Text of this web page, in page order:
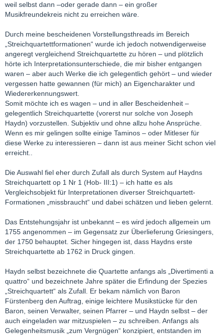
weil selbst dann –oder gerade dann – ein großer
Musikfreundekreis nicht zu erreichen wäre.
Durch meine bescheidenen Vorstellungsthreads im Bereich
„Streichquartettformationen“ wurde ich jedoch notwendigerweise
angeregt vergleichend Streichquartette zu hören – und plötzlich
hörte ich Interpretationsunterschiede, die mir bisher entgangen
waren – aber auch Werke die ich gelegentlich gehört – und wieder
vergessen hatte gewannen (für mich) an Eigencharakter und
Wiedererkennungswert.
Somit möchte ich es wagen – und in aller Bescheidenheit –
gelegentlich Streichquartette (vorerst nur solche von Joseph
Haydn) vorzustellen. Subjektiv und ohne allzu hohe Ansprüche.
Wenn es mir gelingen sollte einige Taminos – oder Mitleser für
diese Werke zu interessieren – dann ist aus meiner Sicht schon viel
erreicht..
Die Auswahl fiel eher durch Zufall als durch System auf Haydns
Streichquartett op 1 Nr 1 (Hob- III:1) – ich hatte es als
Vergleichsobjekt für Interpretationen diverser Streichquartett-
Formationen „missbraucht“ und dabei schätzen und lieben gelernt.
Das Entstehungsjahr ist unbekannt – es wird jedoch allgemein um
1755 angenommen – im Gegensatz zur Überlieferung Griesingers,
der 1750 behauptet. Sicher hingegen ist, dass Haydns erste
Streichquartette ab 1762 in Druck gingen.
Haydn selbst bezeichnete die Quartette anfangs als „Divertimenti a
quattro“ und bezeichnete Jahre später die Erfindung der Spezies
„Streichquartett“ als Zufall. Er bekam nämlich von Baron
Fürstenberg den Auftrag, einige leichtere Musikstücke für den
Baron, seinen Verwalter, seinen Pfarrer – und Haydn selbst – der
auch eingeladen war mitzuspielen – zu schreiben. Anfangs als
Gelegenheitsmusik „zum Vergnügen“ konzipiert, entstanden im